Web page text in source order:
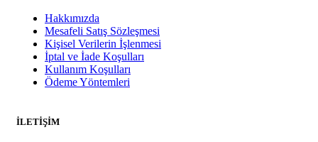
Hakkımızda
Mesafeli Satış Sözleşmesi
Kişisel Verilerin İşlenmesi
İptal ve İade Koşulları
Kullanım Koşulları
Ödeme Yöntemleri
İLETİŞİM